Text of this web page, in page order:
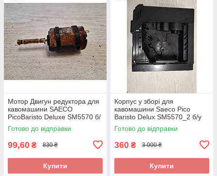
Мотор Двигун редуктора для
кавомашини SAECO
PicoBaristo Deluxe SM5570 б/
у _є іржа
Готово до відправки
99,60 ₴ 830 ₴
Купити
Корпус у зборі для
кавомашини Saeco Pico
Baristo Delux SM5570_2 б/у
Цілий!
Готово до відправки
360 ₴ 3 000 ₴
Купити